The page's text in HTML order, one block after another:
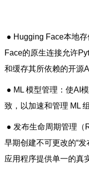
● Hugging Face本地
Face的原生连接允许
和缓存其所依赖的开源
● ML 模型管理：使AI
致，以加速和管理 ML
● 发布生命周期管理（
早期创建不可更改的“
应用程序提供单一的真